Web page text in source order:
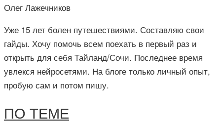
Олег Лажечников
Уже 15 лет болен путешествиями. Составляю свои
гайды. Хочу помочь всем поехать в первый раз и
открыть для себя Тайланд/Сочи. Последнее время
увлекся нейросетями. На блоге только личный опыт,
пробую сам и потом пишу.
ПО ТЕМЕ